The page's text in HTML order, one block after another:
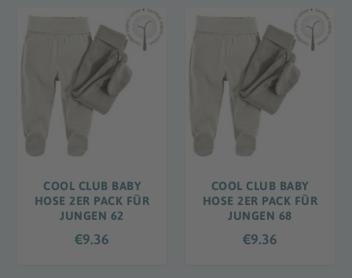
COOL CLUB BABY
HOSE 2ER PACK FÜR
JUNGEN 62
€9.36
COOL CLUB BABY
HOSE 2ER PACK FÜR
JUNGEN 68
€9.36